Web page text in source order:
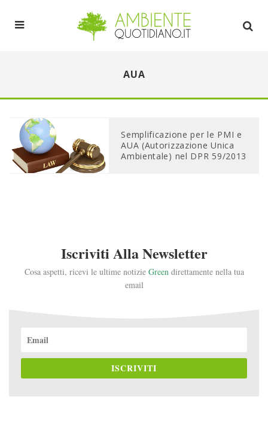
AUA
Semplificazione per le PMI e
AUA (Autorizzazione Unica
Ambientale) nel DPR 59/2013
Iscriviti Alla Newsletter
Cosa aspetti, ricevi le ultime notizie Greendirettamente nella tua
email
ISCRIVITI